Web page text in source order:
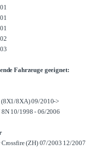
Fahrzeuge geeignet:
8XA) 09/2010->
10/1998 - 06/2006
(ZH) 07/2003 12/2007